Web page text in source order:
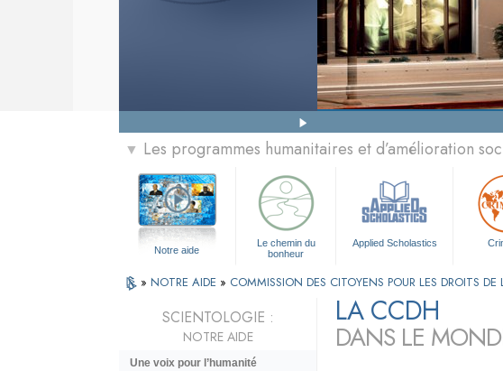
▼ Les programmes humanitaires et d’amélioration
Notre aide
Le chemin du
bonheur
Applied Scholastics
» NOTRE AIDE » COMMISSION DES CITOYENS POUR LES DROITS DE
LA CCDH
DANS LE
SCIENTOLOGIE :
NOTRE AIDE
Une voix pour l’humanité